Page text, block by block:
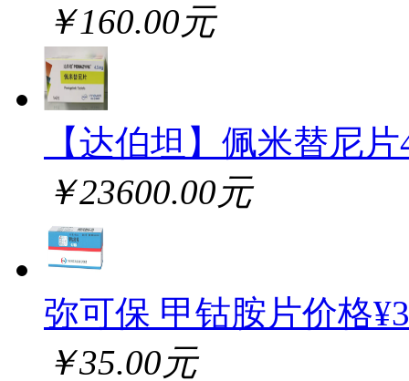
￥160.00元
【达伯坦】佩米替尼片
￥23600.00元
弥可保 甲钴胺片价格¥3
￥35.00元